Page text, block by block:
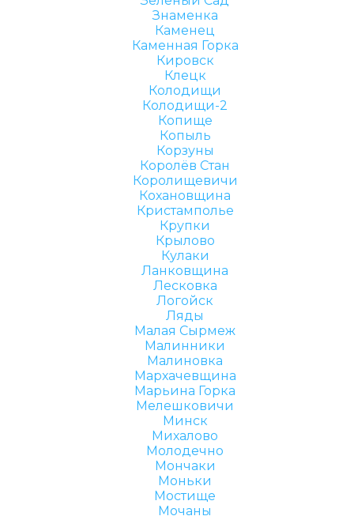
Знаменка
Каменец
Каменная Горка
Кировск
Клецк
Колодищи
Колодищи-2
Копище
Копыль
Корзуны
Королёв Стан
Королищевичи
Кохановщина
Кристамполье
Крупки
Крылово
Кулаки
Ланковщина
Лесковка
Логойск
Ляды
Малая Сырмеж
Малинники
Малиновка
Мархачевщина
Марьина Горка
Мелешковичи
Минск
Михалово
Молодечно
Мончаки
Моньки
Мостище
Мочаны